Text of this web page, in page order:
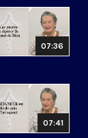
07:36
07:41